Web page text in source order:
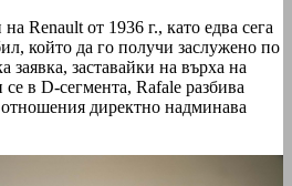
Renault от 1936 г., като едва сега
който да го получи заслужено по
заявка, заставайки на върха на
в D-сегмента, Rafalе разбива
директно надминава